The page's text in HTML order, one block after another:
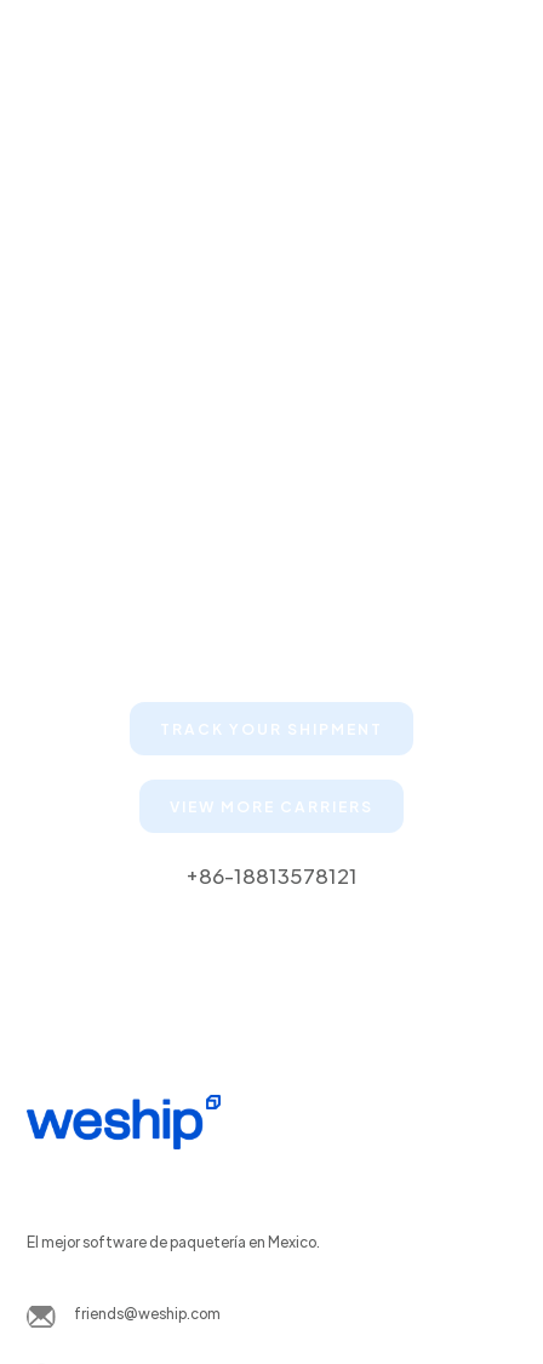
TRACK YOUR SHIPMENT
VIEW MORE CARRIERS
+86-18813578121
El mejor software de paquetería en Mexico.
friends@weship.com